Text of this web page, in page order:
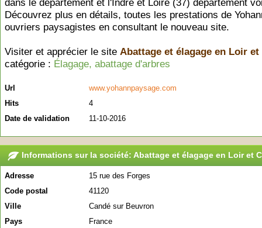
dans le département et l'Indre et Loire (37) département
Découvrez plus en détails, toutes les prestations de
ouvriers paysagistes en consultant le nouveau site.
Visiter et apprécier le site Abattage et élagage en Loir et
catégorie : Élagage, abattage d'arbres
Url
www.yohannpaysage.com
Hits
4
Date de validation
11-10-2016
Informations sur la société: Abattage et élagage en Loir et
Adresse
15 rue des Forges
Code postal
41120
Ville
Candé sur Beuvron
Pays
France